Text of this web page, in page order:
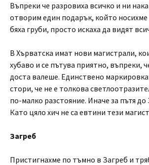
Въпреки че разровиха всичко и ни
отворим един подарък, който носихме
бяха груби, просто искаха да видят
В Хърватска имат нови магистрали,
хубаво и се пътува приятно, въпреки,
доста валеше. Единствено
стори, че не е толкова
по-малко разстояние. Иначе за пътя
Като цяло хич не са евтини тези
Загреб
Пристигнахме по тъмно в Загреб и